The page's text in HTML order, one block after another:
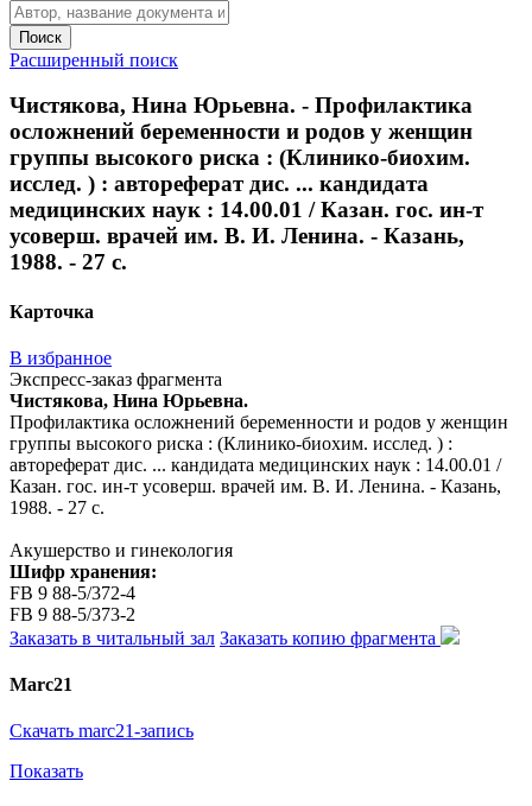
Поиск
Расширенный поиск
Чистякова, Нина Юрьевна. - Профилактика
осложнений беременности и родов у женщин
группы высокого риска : (Клинико-биохим.
исслед. ) : автореферат дис. ... кандидата
медицинских наук : 14.00.01 / Казан. гос. ин-т
усоверш. врачей им. В. И. Ленина. - Казань,
1988. - 27 с.
Карточка
В избранное
Экспресс-заказ фрагмента
Чистякова, Нина Юрьевна.
Профилактика осложнений беременности и родов у женщин
группы высокого риска : (Клинико-биохим. исслед. ) :
автореферат дис. ... кандидата медицинских наук : 14.00.01 /
Казан. гос. ин-т усоверш. врачей им. В. И. Ленина. - Казань,
1988. - 27 с.
Акушерство и гинекология
Шифр хранения:
FB 9 88-5/372-4
FB 9 88-5/373-2
Заказать в читальный зал Заказать копию фрагмента
Marc21
Скачать marc21-запись
Показать